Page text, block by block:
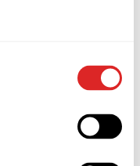
Center (Harbiye
intervalo.
não são admitidos no
com mais de 18